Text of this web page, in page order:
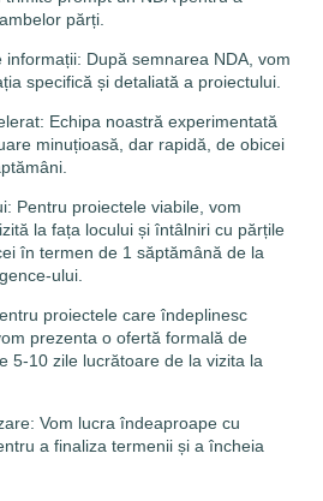
părți.
informații: După semnarea NDA, vom
specifică și detaliată a proiectului.
Echipa noastră experimentată
minuțioasă, dar rapidă, de obicei
Pentru proiectele viabile, vom
la fața locului și întâlniri cu părțile
în termen de 1 săptămână de la
ului.
proiectele care îndeplinesc
prezenta o ofertă formală de
5-10 zile lucrătoare de la vizita la
Vom lucra îndeaproape cu
a finaliza termenii și a încheia